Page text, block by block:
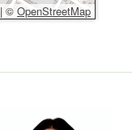
| © OpenStreetMap